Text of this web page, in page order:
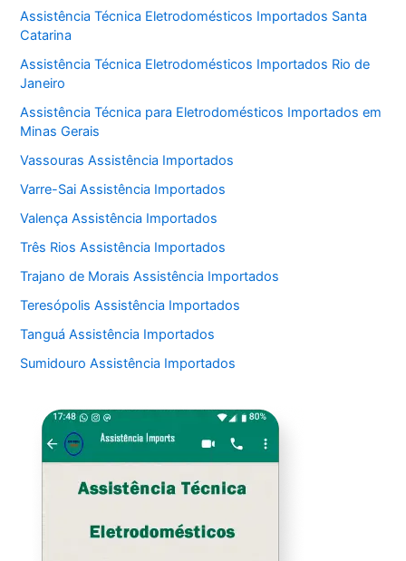
Assistência Técnica Eletrodomésticos Importados Santa
Catarina
Assistência Técnica Eletrodomésticos Importados Rio de
Janeiro
Assistência Técnica para Eletrodomésticos Importados em
Minas Gerais
Vassouras Assistência Importados
Varre-Sai Assistência Importados
Valença Assistência Importados
Três Rios Assistência Importados
Trajano de Morais Assistência Importados
Teresópolis Assistência Importados
Tanguá Assistência Importados
Sumidouro Assistência Importados